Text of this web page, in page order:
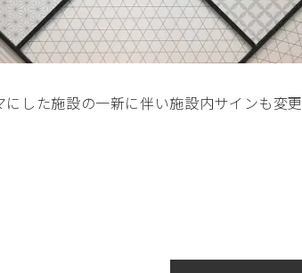
した施設の一新に伴い施設内サインも変更